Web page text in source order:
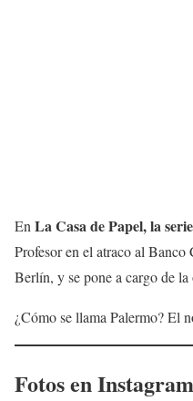
EnLa Casa de Papel, la
Profesor en el atraco al Banco
Berlín, y se pone a cargo de la
¿Cómo se llama Palermo? El
Fotos en